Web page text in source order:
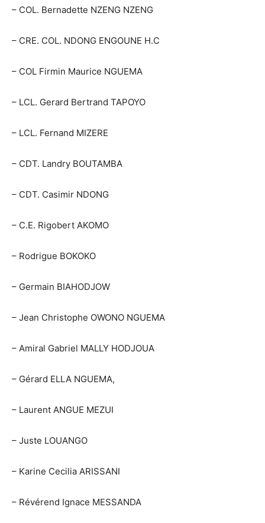
– COL. Bernadette NZENG NZENG
– CRE. COL. NDONG ENGOUNE H.C
– COL Firmin Maurice NGUEMA
– LCL. Gerard Bertrand TAPOYO
– LCL. Fernand MIZERE
– CDT. Landry BOUTAMBA
– CDT. Casimir NDONG
– C.E. Rigobert AKOMO
– Rodrigue BOKOKO
– Germain BIAHODJOW
– Jean Christophe OWONO NGUEMA
– Amiral Gabriel MALLY HODJOUA
– Gérard ELLA NGUEMA,
– Laurent ANGUE MEZUI
– Juste LOUANGO
– Karine Cecilia ARISSANI
– Révérend Ignace MESSANDA